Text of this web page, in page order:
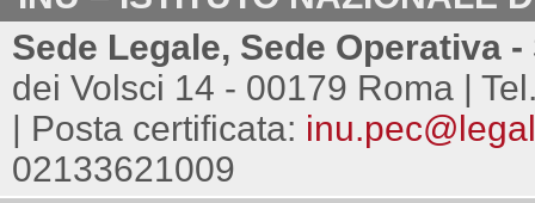
Sede Legale, Sede Operativa
dei Volsci 14 - 00179 Roma |
| Posta certificata:
02133621009